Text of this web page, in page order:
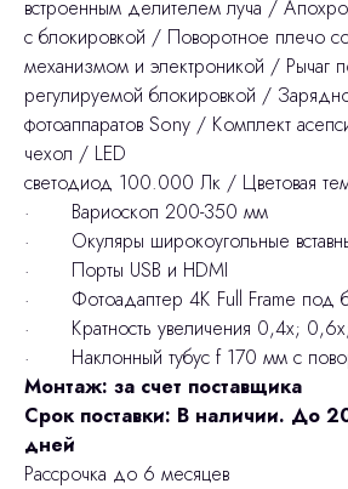
встроенным делителем луча /
с блокировкой / Поворотное плечо
механизмом и электроникой / Рычаг
регулируемой блокировкой /
фотоаппаратов Sony / Комплект
чехол / LED
cветодиод 100.000 Лк / Цветовая
· Вариоскоп 200-350 мм
· Окуляры широкоугольные
· Порты USB и HDMI
· Фотоадаптер 4К Full Frame под
· Кратность увеличения 0,4х;
· Наклонный тубус f 170 мм с
Монтаж: за счет поставщика
Срок поставки: В наличии. До
дней
Рассрочка до 6 месяцев